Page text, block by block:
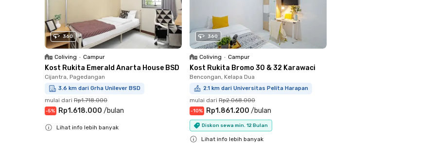
360
Coliving • Campur
Kost Rukita Emerald Anarta House BSD
Cijantra, Pagedangan
3.6 km dari Grha Unilever BSD
mulai dari Rp1.718.000
-5% Rp1.618.000 /bulan
Lihat info lebih banyak
360
Coliving • Campur
Kost Rukita Bromo 30 & 32 Karawaci
Bencongan, Kelapa Dua
2.1 km dari Universitas Pelita Harapan
mulai dari Rp2.068.000
-10% Rp1.861.200 /bulan
Diskon sewa min. 12 Bulan
Lihat info lebih banyak